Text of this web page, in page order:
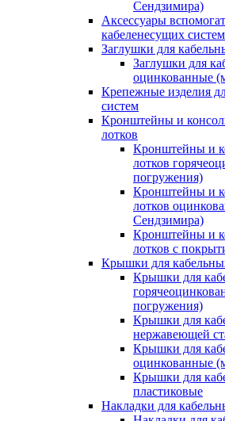
Сендзимира)
Аксессуары
кабеленесущих систем
Заглушки для
Заглушки для
оцинкованные
Крепежные изделия
систем
Кронштейны и
лотков
Кронштейны и
лотков
погружения)
Кронштейны и
лотков
Сендзимира)
Кронштейны и
лотков с
Крышки для
Крышки для
погружения)
Крышки для
нержавеющей
Крышки для
оцинкованные
Крышки для
пластиковые
Накладки для